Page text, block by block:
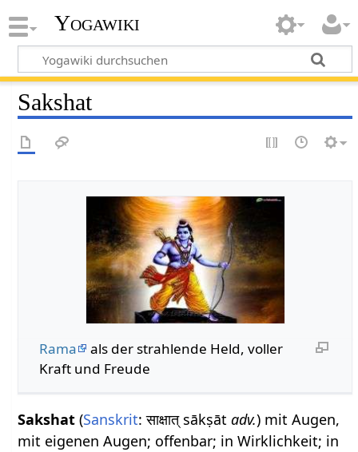
Yogawiki
Sakshat
Rama
als der strahlende Held, voller
Kraft und Freude
Sakshat (Sanskrit: साक्षात् sākṣātadv.) mit Augen,
mit eigenen Augen; offenbar; in Wirklichkeit; in